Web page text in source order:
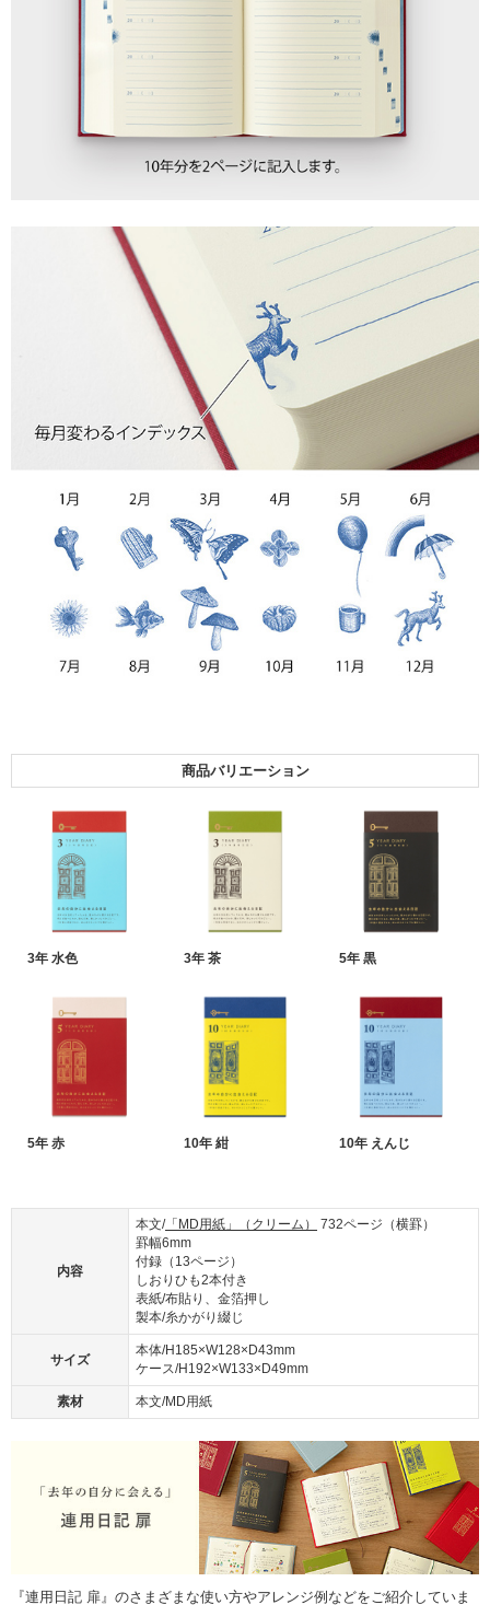
商品バリエーション
3年 水色 3年 茶 5年 黒
5年 赤 10年 紺 10年 えんじ
内容
本文/「MD用紙」（クリーム）
732ページ（横罫）
罫幅6mm
付録（13ページ）
しおりひも2本付き
表紙/布貼り、金箔押し
製本/糸かがり綴じ
サイズ
本体/H185×W128×D43mm
ケース/H192×W133×D49mm
素材 本文/MD用紙
『連用日記 扉』のさまざまな使い方やアレンジ例などをご紹介していま